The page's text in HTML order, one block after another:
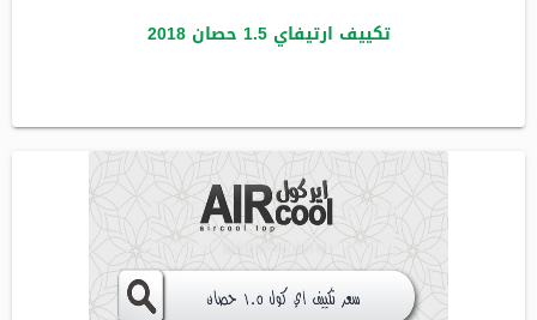
تكييف ارتيفاي 1.5 حصان 2018